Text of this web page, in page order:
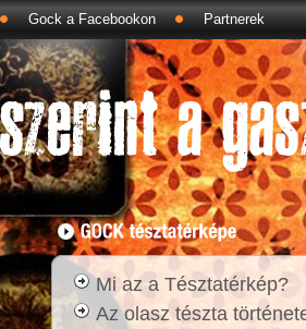
Gock a Facebookon Partnerek
Mi az a Tésztatérkép?
Az olasz tészta